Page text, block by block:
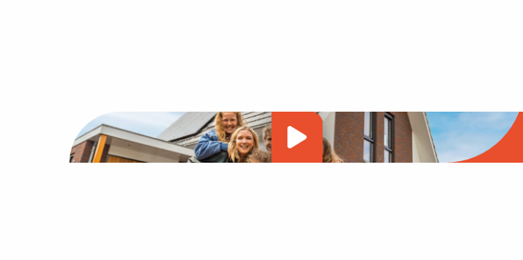
Video